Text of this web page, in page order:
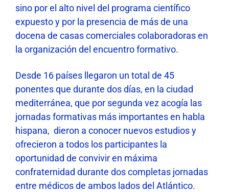
sino por el alto nivel del programa científico
expuesto y por la presencia de más de una
docena de casas comerciales colaboradoras en
la organización del encuentro formativo.
Desde 16 países llegaron un total de 45
ponentes que durante dos días, en la ciudad
mediterránea, que por segunda vez acogía las
jornadas formativas más importantes en habla
hispana, dieron a conocer nuevos estudios y
ofrecieron a todos los participantes la
oportunidad de convivir en máxima
confraternidad durante dos completas jornadas
entre médicos de ambos lados del Atlántico.